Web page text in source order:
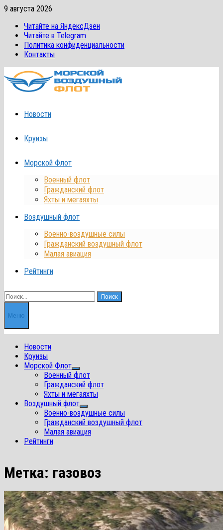
Перейти
содержимому
9 августа 2026
Читайте на ЯндексДзен
Читайте в Telegram
Политика конфиденциальности
Контакты
Новости
Круизы
Морской Флот
Военный флот
Гражданский флот
Яхты и мегаяхты
Воздушный флот
Военно-воздушные силы
Гражданский воздушный флот
Малая авиация
Рейтинги
Найти:
Меню
Новости
Круизы
Морской Флот
Показать
подменю
Военный флот
Гражданский флот
Яхты и мегаяхты
Воздушный флот
Показать
подменю
Военно-воздушные силы
Гражданский воздушный флот
Малая авиация
Рейтинги
Метка: газовоз